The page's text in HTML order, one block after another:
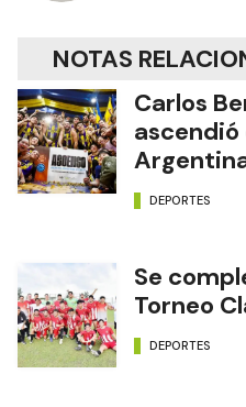
NOTAS
Carlos
ascendió
DEPORTES
Se
Torneo
DEPORTES